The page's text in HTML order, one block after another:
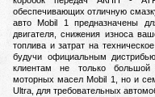
обеспечивающих отличную
авто Mobil 1 предназначены
двигателя, снижения износа
топлива и затрат на
будучи официальным
клиентам не только большой
моторных масел Mobil 1, но и
Ultra, для требовательных